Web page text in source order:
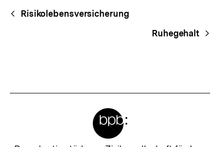
Begriffsnavigation
Content-
Navigation
Risikolebensversicherung
Ruhegehalt